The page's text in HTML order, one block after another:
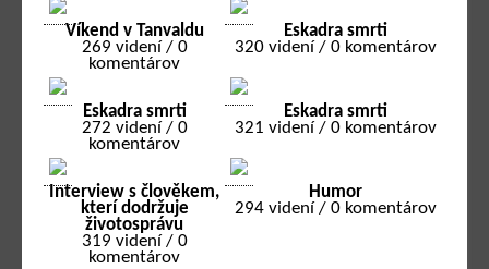
Víkend v Tanvaldu
269 videní / 0
komentárov
Eskadra smrti
320 videní / 0 komentárov
Eskadra smrti
272 videní / 0
komentárov
Eskadra smrti
321 videní / 0 komentárov
Interview s člověkem,
kterí dodržuje
životosprávu
319 videní / 0
komentárov
Humor
294 videní / 0 komentárov